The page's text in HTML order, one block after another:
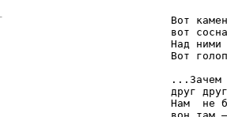
Вот
вот
Над
Вот
друг
Нам  не